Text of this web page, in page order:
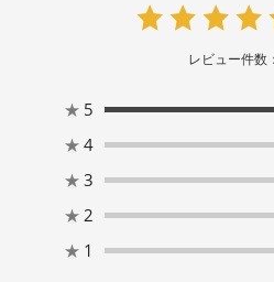
レビュー件数：
★ 5
★ 4
★ 3
★ 2
★ 1